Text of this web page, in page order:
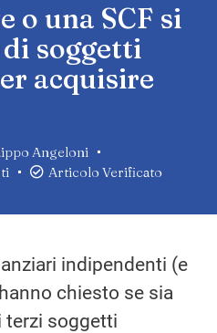
o una SCF si
soggetti
acquisire
Angeloni
Articolo Verificato
indipendenti (e
chiesto se sia
terzi soggetti